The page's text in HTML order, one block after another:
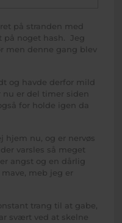
på stranden med
på noget hash. Jeg
men denne gang blev
og havde derfor mild
er del timer siden
for holde igen da
hjem nu, og er nervøs
varsles så meget
angst og en dårlig
meb jeg er
trang til at gabe,
svært ved at skelne